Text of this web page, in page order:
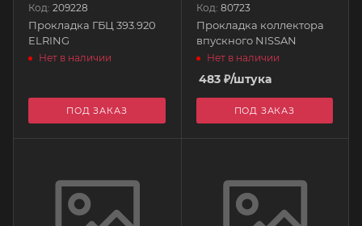
Код: 209228
Прокладка ГБЦ 393.920
ELRING
Нет в наличии
ПОД ЗАКАЗ
Код: 80723
Прокладка коллектора
впускного NISSAN
Нет в наличии
483₽/штука
ПОД ЗАКАЗ